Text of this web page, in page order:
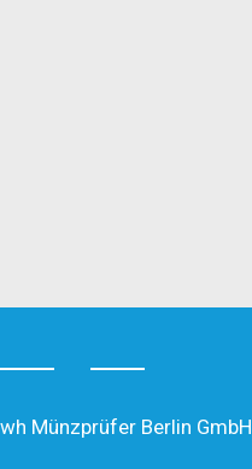
wh Münzprüfer Berlin GmbH